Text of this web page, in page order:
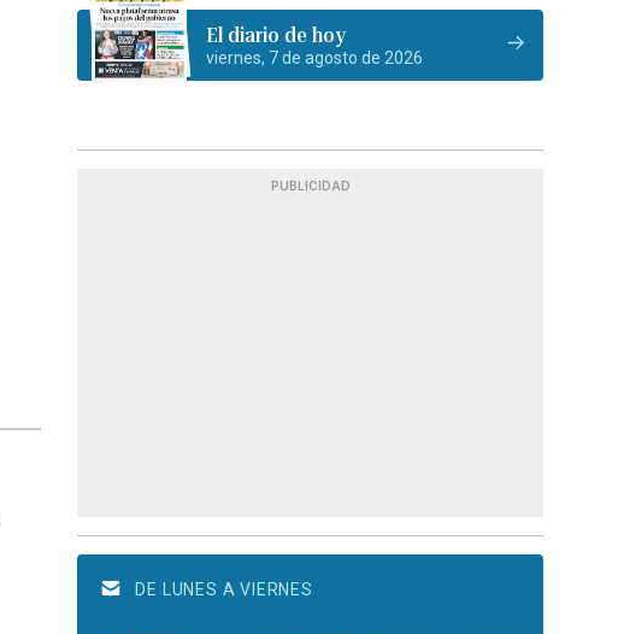
El diario de hoy
viernes, 7 de agosto de 2026
PUBLICIDAD
DE LUNES A VIERNES